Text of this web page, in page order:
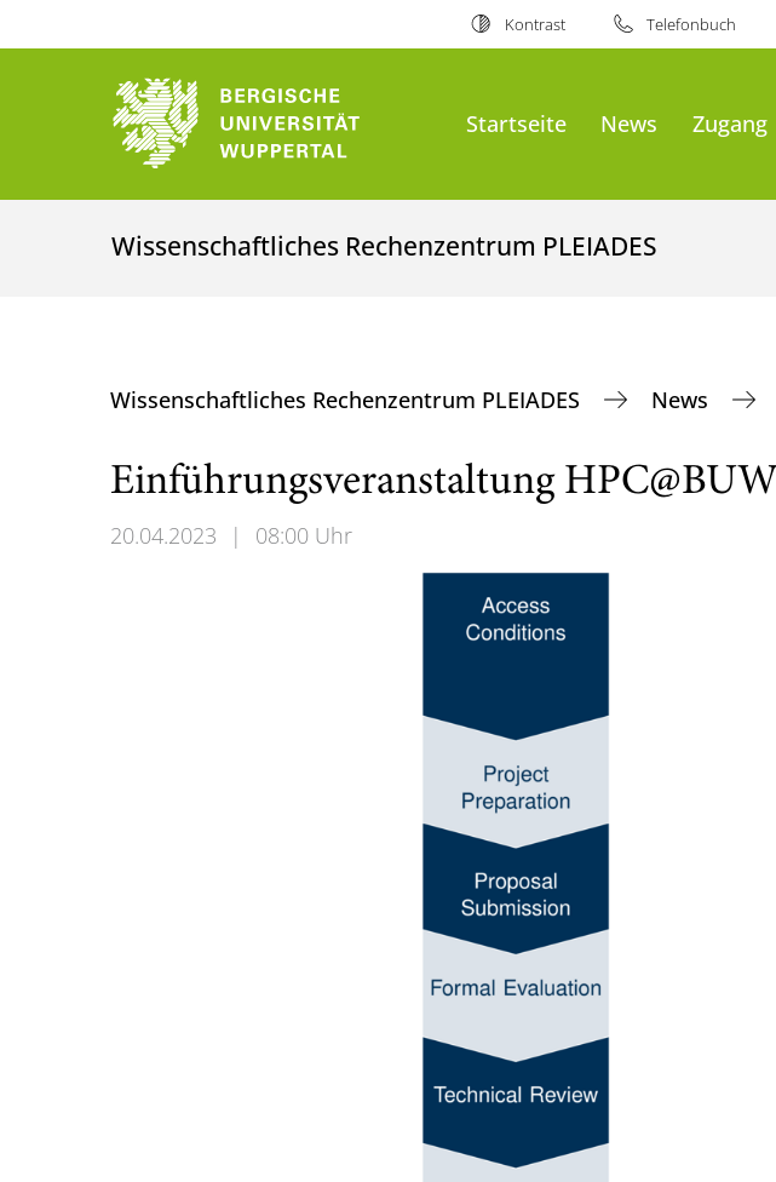
Kontrast Telefonbuch
Startseite News Zugang
Wissenschaftliches Rechenzentrum PLEIADES
Wissenschaftliches Rechenzentrum PLEIADES News
Einführungsveranstaltung HPC@BUW
20.04.2023 | 08:00 Uhr